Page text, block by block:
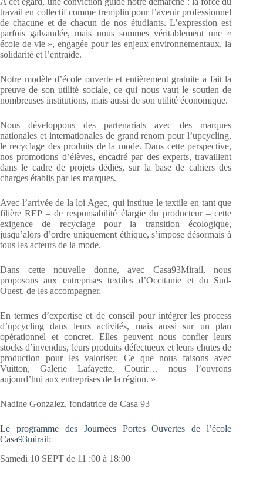
travail en collectif comme tremplin pour l’avenir professionnel
de chacune et de chacun de nos étudiants. L’expression est
parfois galvaudée, mais nous sommes véritablement une «
école de vie », engagée pour les enjeux environnementaux, la
solidarité et l’entraide.
Notre modèle d’école ouverte et entièrement gratuite a fait la
preuve de son utilité sociale, ce qui nous vaut le soutien de
nombreuses institutions, mais aussi de son utilité économique.
Nous développons des partenariats avec des marques
nationales et internationales de grand renom pour l’upcycling,
le recyclage des produits de la mode. Dans cette perspective,
nos promotions d’élèves, encadré par des experts, travaillent
dans le cadre de projets dédiés, sur la base de cahiers des
charges établis par les marques.
Avec l’arrivée de la loi Agec, qui institue le textile en tant que
filière REP – de responsabilité élargie du producteur – cette
exigence de recyclage pour la transition écologique,
jusqu’alors d’ordre uniquement éthique, s’impose désormais à
tous les acteurs de la mode.
Dans cette nouvelle donne, avec Casa93Mirail, nous
proposons aux entreprises textiles d’Occitanie et du Sud-
Ouest, de les accompagner.
En termes d’expertise et de conseil pour intégrer les process
d’upcycling dans leurs activités, mais aussi sur un plan
opérationnel et concret. Elles peuvent nous confier leurs
stocks d’invendus, leurs produits défectueux et leurs chutes de
production pour les valoriser. Ce que nous faisons avec
Vuitton, Galerie Lafayette, Courir… nous l’ouvrons
aujourd’hui aux entreprises de la région. »
Nadine Gonzalez, fondatrice de Casa 93
Le programme des Journées Portes Ouvertes de l’école
Casa93mirail:
Samedi 10 SEPT de 11 :00 à 18:00